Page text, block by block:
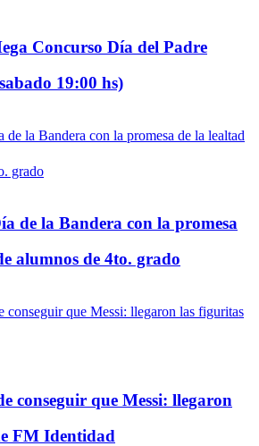
Concurso Día del Padre
19:00 hs)
de la Bandera con la promesa
alumnos de 4to. grado
conseguir que Messi: llegaron
FM Identidad